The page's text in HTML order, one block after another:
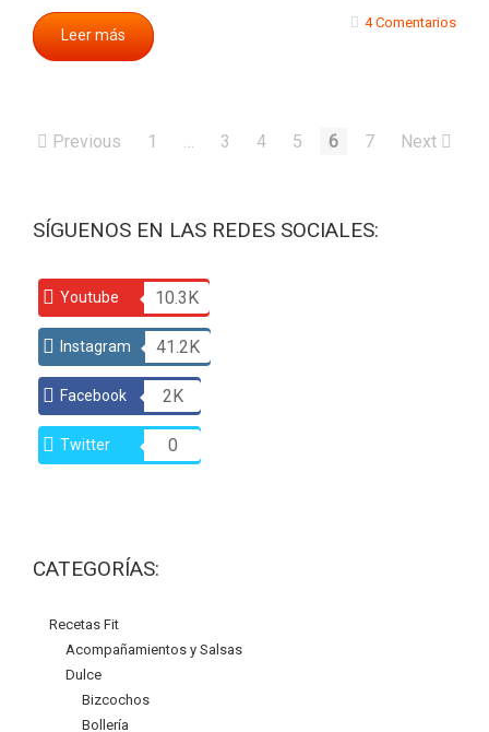
Leer más
4 Comentarios
Previous 1 … 3 4 5 6 7 Next
SÍGUENOS EN LAS REDES SOCIALES:
Youtube 10.3K
Instagram 41.2K
Facebook 2K
Twitter 0
CATEGORÍAS:
Recetas Fit
Acompañamientos y Salsas
Dulce
Bizcochos
Bollería